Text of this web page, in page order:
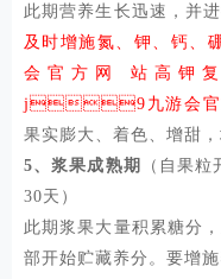
此期营养生长迅速，并
及时增施氮、钾、钙、硼、
会官方网站高钾
j9九游会官方
果实膨大、着色、增甜，
5、浆果成熟期
（自果
30天）
此期浆果大量积累糖分
部开始贮藏养分。要增施